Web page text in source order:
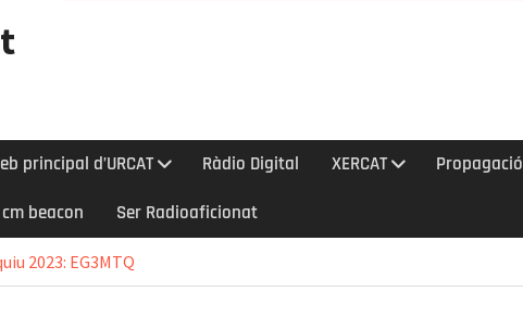
principal d’URCAT Ràdio Digital XERCAT Propagació
cm beacon Ser Radioaficionat
2023: EG3MTQ